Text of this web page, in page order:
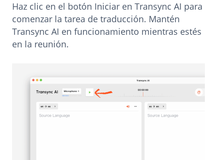
Haz clic en el botón Iniciar en Transync AI para
comenzar la tarea de traducción. Mantén
Transync AI en funcionamiento mientras estés
en la reunión.